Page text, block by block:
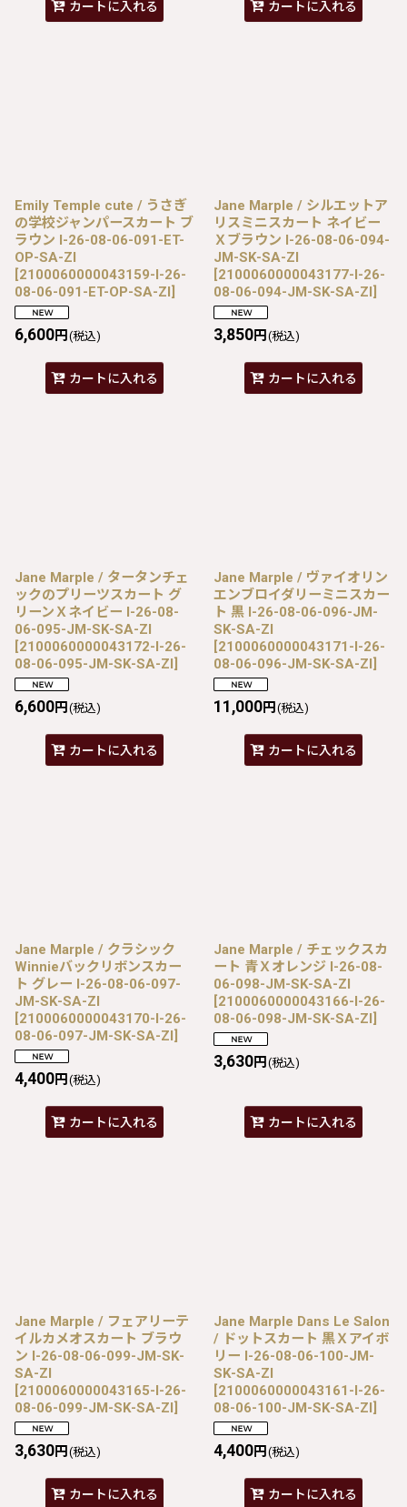
カートに入れる カートに入れる
Emily Temple cute / うさぎ
の学校ジャンパースカート ブ
ラウン I-26-08-06-091-ET-
OP-SA-ZI
[2100060000043159-I-26-
08-06-091-ET-OP-SA-ZI]
6,600円 (税込)
カートに入れる
Jane Marple / シルエットア
リスミニスカート ネイビー
Ｘブラウン I-26-08-06-094-
JM-SK-SA-ZI
[2100060000043177-I-26-
08-06-094-JM-SK-SA-ZI]
3,850円 (税込)
カートに入れる
Jane Marple / タータンチェ
ックのプリーツスカート グ
リーンＸネイビー I-26-08-
06-095-JM-SK-SA-ZI
[2100060000043172-I-26-
08-06-095-JM-SK-SA-ZI]
6,600円 (税込)
カートに入れる
Jane Marple / ヴァイオリン
エンブロイダリーミニスカー
ト 黒 I-26-08-06-096-JM-
SK-SA-ZI
[2100060000043171-I-26-
08-06-096-JM-SK-SA-ZI]
11,000円 (税込)
カートに入れる
Jane Marple / クラシック
Winnieバックリボンスカー
ト グレー I-26-08-06-097-
JM-SK-SA-ZI
[2100060000043170-I-26-
08-06-097-JM-SK-SA-ZI]
4,400円 (税込)
カートに入れる
Jane Marple / チェックスカ
ート 青Ｘオレンジ I-26-08-
06-098-JM-SK-SA-ZI
[2100060000043166-I-26-
08-06-098-JM-SK-SA-ZI]
3,630円 (税込)
カートに入れる
Jane Marple / フェアリーテ
イルカメオスカート ブラウ
ン I-26-08-06-099-JM-SK-
SA-ZI
[2100060000043165-I-26-
08-06-099-JM-SK-SA-ZI]
3,630円 (税込)
カートに入れる
Jane Marple Dans Le Salon
/ ドットスカート 黒Ｘアイボ
リー I-26-08-06-100-JM-
SK-SA-ZI
[2100060000043161-I-26-
08-06-100-JM-SK-SA-ZI]
4,400円 (税込)
カートに入れる